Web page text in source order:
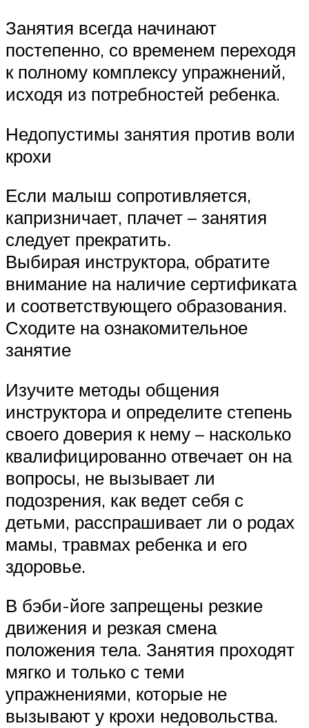
Занятия всегда начинают
постепенно, со временем переходя
к полному комплексу упражнений,
исходя из потребностей ребенка.
Недопустимы занятия против воли
крохи
Если малыш сопротивляется,
капризничает, плачет – занятия
следует прекратить.
Выбирая инструктора, обратите
внимание на наличие сертификата
и соответствующего образования.
Сходите на ознакомительное
занятие
Изучите методы общения
инструктора и определите степень
своего доверия к нему – насколько
квалифицированно отвечает он на
вопросы, не вызывает ли
подозрения, как ведет себя с
детьми, расспрашивает ли о родах
мамы, травмах ребенка и его
здоровье.
В бэби-йоге запрещены резкие
движения и резкая смена
положения тела. Занятия проходят
мягко и только с теми
упражнениями, которые не
вызывают у крохи недовольства.